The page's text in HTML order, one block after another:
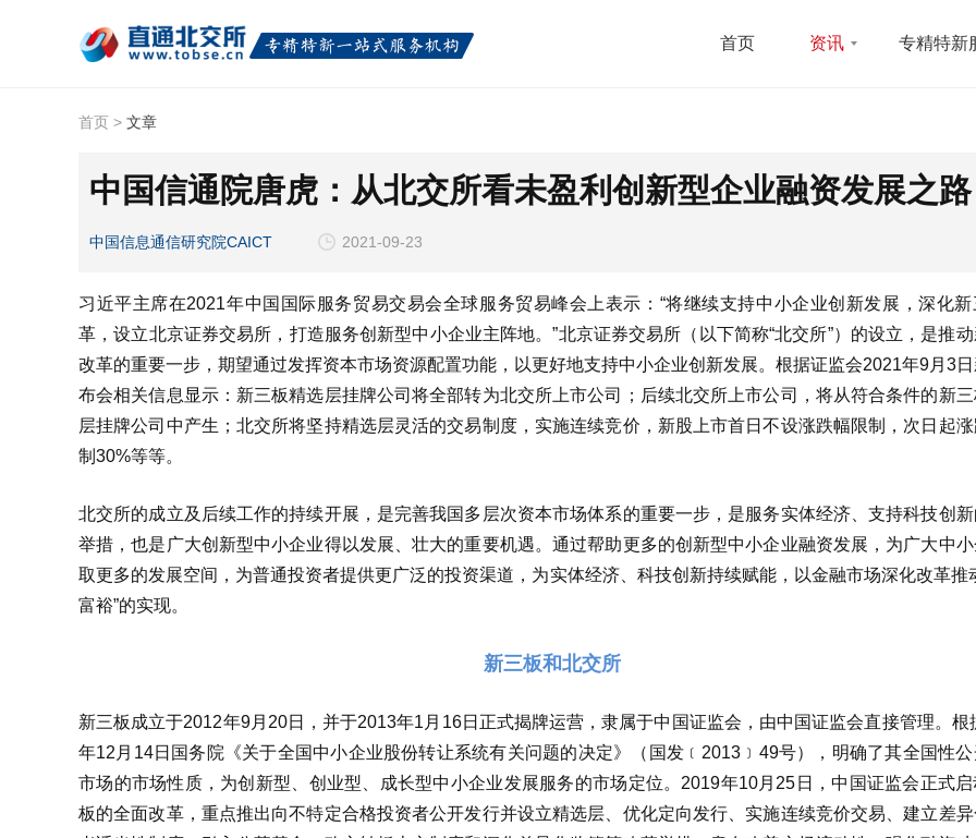
首页 资讯 专精特新
首页 > 文章
中国信通院唐虎：从北交所看未盈利创新型企业融资发展之路
中国信息通信研究院CAICT 2021-09-23
习近平主席在2021年中国国际服务贸易交易会全球服务贸易峰会上表示：“将继续支持中小企业创新发展，深化
革，设立北京证券交易所，打造服务创新型中小企业主阵地。”北京证券交易所（以下简称“北交所”）的设立，是推
改革的重要一步，期望通过发挥资本市场资源配置功能，以更好地支持中小企业创新发展。根据证监会2021年9月3
布会相关信息显示：新三板精选层挂牌公司将全部转为北交所上市公司；后续北交所上市公司，将从符合条件的新
层挂牌公司中产生；北交所将坚持精选层灵活的交易制度，实施连续竞价，新股上市首日不设涨跌幅限制，次日起
制30%等等。
北交所的成立及后续工作的持续开展，是完善我国多层次资本市场体系的重要一步，是服务实体经济、支持科技创
举措，也是广大创新型中小企业得以发展、壮大的重要机遇。通过帮助更多的创新型中小企业融资发展，为广大中
取更多的发展空间，为普通投资者提供更广泛的投资渠道，为实体经济、科技创新持续赋能，以金融市场深化改革推
富裕”的实现。
新三板和北交所
新三板成立于2012年9月20日，并于2013年1月16日正式揭牌运营，隶属于中国证监会，由中国证监会直接管理。根
年12月14日国务院《关于全国中小企业股份转让系统有关问题的决定》（国发﹝2013﹞49号），明确了其全国性
市场的市场性质，为创新型、创业型、成长型中小企业发展服务的市场定位。2019年10月25日，中国证监会正式
板的全面改革，重点推出向不特定合格投资者公开发行并设立精选层、优化定向发行、实施连续竞价交易、建立差